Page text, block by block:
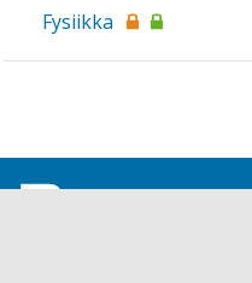
Fysiikka